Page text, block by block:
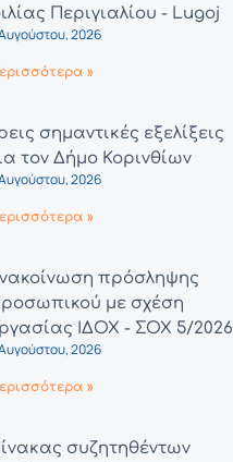
Περιγιαλίου - Lugoj
2026
»
σημαντικές εξελίξεις
τον Δήμο Κορινθίων
2026
»
πρόσληψης
με σχέση
ΙΔΟΧ - ΣΟΧ 5/2026
2026
»
συζητηθέντων